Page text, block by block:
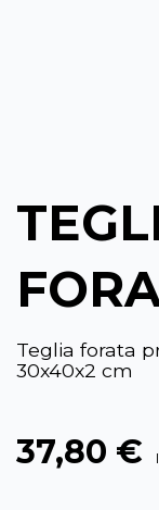
Teglia forata
30x40x2 cm
37,80 €